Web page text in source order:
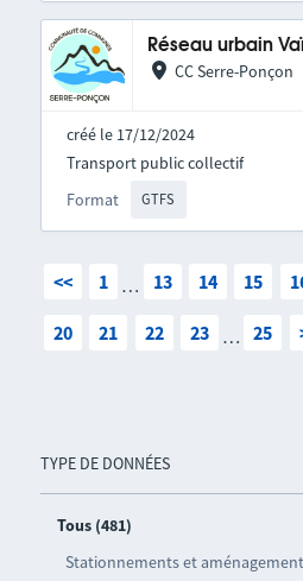
TYPE DE DONNÉES
Tous (481)
Stationnements et
Réseau urbain
CC Serre-Ponçon
créé le 17/12/2024
Format GTFS
Transport public collectif
<< 1 … 13 14 15
20 21 22 23 … 25